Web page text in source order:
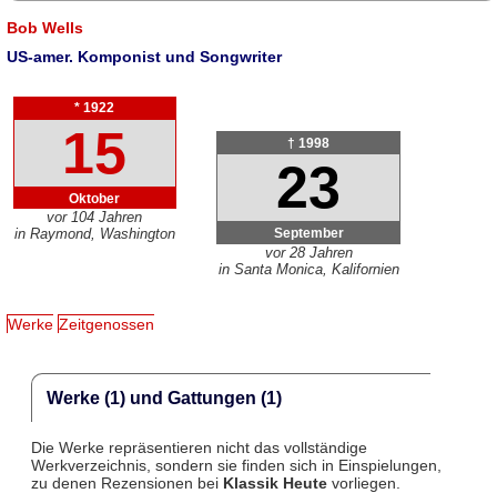
Bob Wells
US-amer. Komponist und Songwriter
* 1922
15
Oktober
vor 104 Jahren
in Raymond, Washington
† 1998
23
September
vor 28 Jahren
in Santa Monica, Kalifornien
Werke Zeitgenossen
Werke (1) und Gattungen (1)
Die Werke repräsentieren nicht das vollständige
Werkverzeichnis, sondern sie finden sich in Einspielungen,
zu denen Rezensionen bei Klassik Heutevorliegen.